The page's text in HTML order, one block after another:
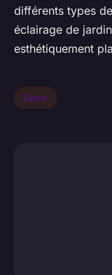
différents types
éclairage de
esthétiquement
Déco